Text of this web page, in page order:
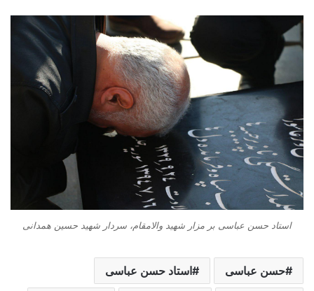
استاد حسن عباسی بر مزار شهید والامقام، سردار شهید حسین همدانی
حسن عباسی استاد حسن عباسی